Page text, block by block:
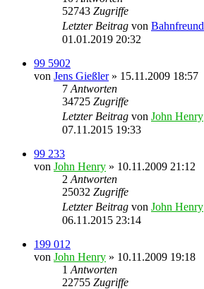
52743 Zugriffe
Letzter Beitrag von Bahnfreund
01.01.2019 20:32
99 5902
von Jens Gießler» 15.11.2009 18:57
7 Antworten
34725 Zugriffe
Letzter Beitrag von John Henry
07.11.2015 19:33
99 233
von John Henry » 10.11.2009 21:12
2 Antworten
25032 Zugriffe
Letzter Beitrag von John Henry
06.11.2015 23:14
199 012
von John Henry » 10.11.2009 19:18
1 Antworten
22755 Zugriffe